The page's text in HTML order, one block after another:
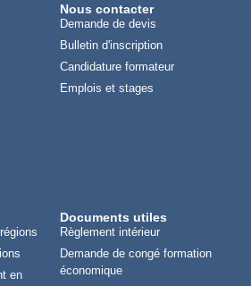
Nous contacter
Demande de devis
Bulletin d'inscription
Candidature formateur
Emplois et stages
en
Documents utiles
Règlement intérieur
Demande de congé formation
économique